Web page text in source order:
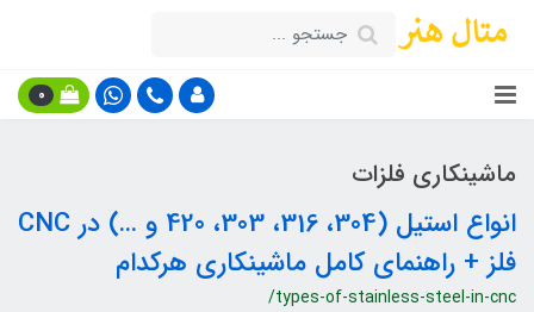
0
ماشینکاری فلزات
انواع استیل (304، 316، 303، 420 و …) در CNC
فلز + راهنمای کامل ماشینکاری هرکدام
/types-of-stainless-steel-in-cnc